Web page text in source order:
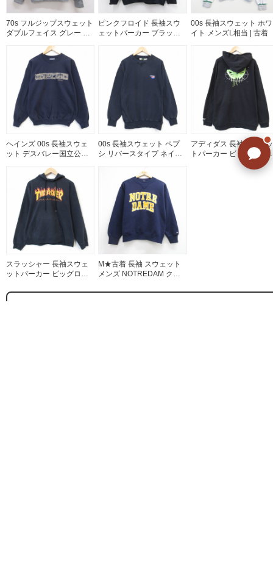
70s フルジップスウェット
ダブルフェイス グレー メ
ピンクフロイド 長袖スウ
ェットパーカー ブラック
00s 長袖スウェット ホワ
イト メンズL相当 | 古着
ヘインズ 00s 長袖スウェ
ット デスバレー国立公園
00s 長袖スウェット ペプ
シ リバースタイプ ネイビ
アディダス 長袖スウェッ
トパーカー ビッグロゴ
ラック メンズXL相当 | 古
スラッシャー 長袖スウェ
ットパーカー ビッグロゴ
着
M★古着 長袖 スウェット
メンズ NOTREDAM クル
26aug05
ご不明な点はありませんか? AIが
すぐにお答えします